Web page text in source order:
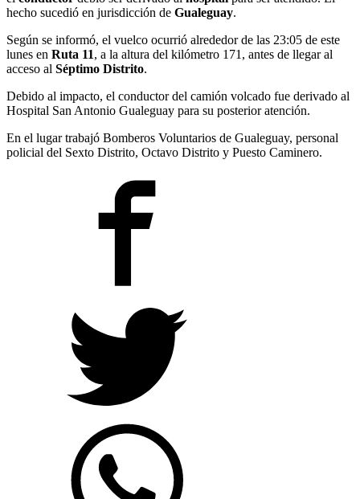
hecho sucedió en jurisdicción de Gualeguay.
Según se informó, el vuelco ocurrió alrededor de las 23:05 de este
lunes en Ruta 11, a la altura del kilómetro 171, antes de llegar al
acceso al Séptimo Distrito.
Debido al impacto, el conductor del camión volcado fue derivado al
Hospital San Antonio Gualeguay para su posterior atención.
En el lugar trabajó Bomberos Voluntarios de Gualeguay, personal
policial del Sexto Distrito, Octavo Distrito y Puesto Caminero.